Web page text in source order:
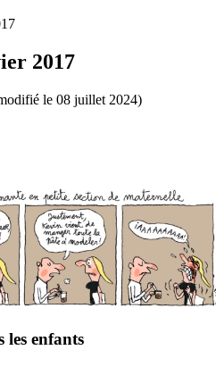
2017
le 08 juillet 2024)
les enfants